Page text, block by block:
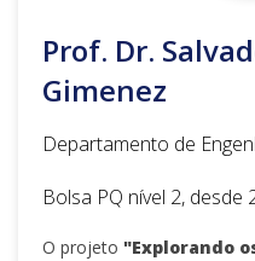
Prof. Dr.
Gimenez
Departamento de
Bolsa PQ nível 2, desde
O projeto "Explorando